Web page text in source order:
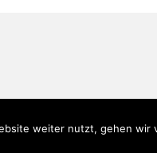
weiter nutzt, gehen wir